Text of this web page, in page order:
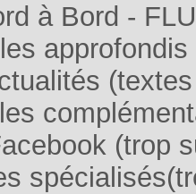
à Bord -
(trop